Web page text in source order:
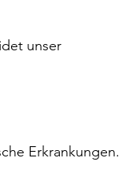
unser
Erkrankungen.